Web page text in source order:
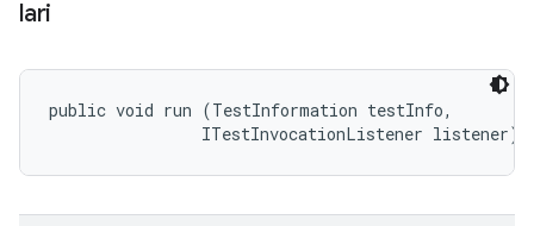
lari
public void run (TestInformation testInfo,
                ITestInvocationListener listener)